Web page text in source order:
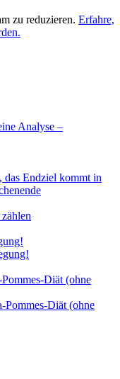
zu reduzieren. Erfahre,
Analyse –
das Endziel kommt in
Diät (ohne
Pommes-Diät (ohne